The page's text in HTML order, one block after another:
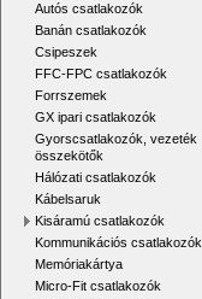
Autós csatlakozók
Banán csatlakozók
Csipeszek
FFC-FPC csatlakozók
Forrszemek
GX ipari csatlakozók
Gyorscsatlakozók, vezeték
összekötők
Hálózati csatlakozók
Kábelsaruk
Kisáramú csatlakozók
Kommunikációs csatlakozók
Memóriakártya
Micro-Fit csatlakozók